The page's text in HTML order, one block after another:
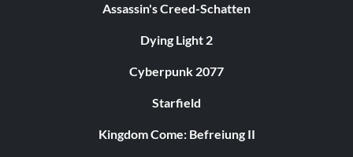
Assassin's Creed-Schatten
Dying Light 2
Cyberpunk 2077
Starfield
Kingdom Come: Befreiung II